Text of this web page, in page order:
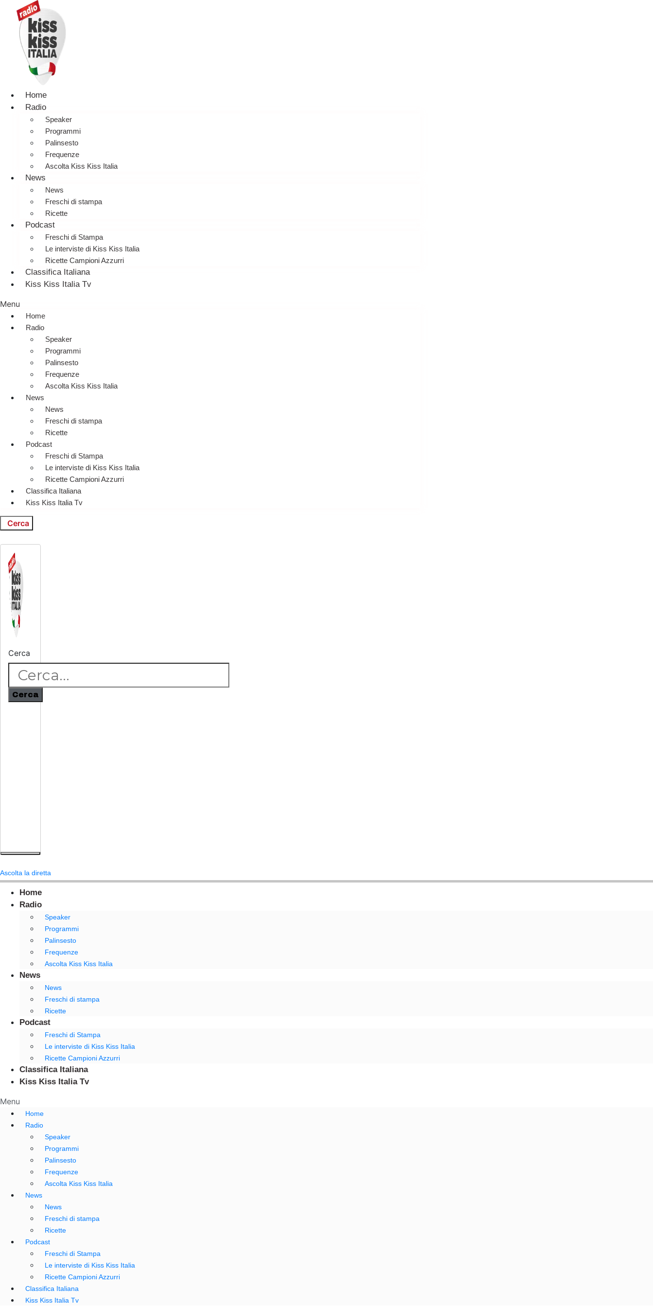
Home
Radio
Speaker
Programmi
Palinsesto
Frequenze
Ascolta Kiss Kiss Italia
News
News
Freschi di stampa
Ricette
Podcast
Freschi di Stampa
Le interviste di Kiss Kiss Italia
Ricette Campioni Azzurri
Classifica Italiana
Kiss Kiss Italia Tv
Menu
Home
Radio
Speaker
Programmi
Palinsesto
Frequenze
Ascolta Kiss Kiss Italia
News
News
Freschi di stampa
Ricette
Podcast
Freschi di Stampa
Le interviste di Kiss Kiss Italia
Ricette Campioni Azzurri
Classifica Italiana
Kiss Kiss Italia Tv
Cerca
Cerca
Cerca
Ascolta la diretta
Home
Radio
Speaker
Programmi
Palinsesto
Frequenze
Ascolta Kiss Kiss Italia
News
News
Freschi di stampa
Ricette
Podcast
Freschi di Stampa
Le interviste di Kiss Kiss Italia
Ricette Campioni Azzurri
Classifica Italiana
Kiss Kiss Italia Tv
Menu
Home
Radio
Speaker
Programmi
Palinsesto
Frequenze
Ascolta Kiss Kiss Italia
News
News
Freschi di stampa
Ricette
Podcast
Freschi di Stampa
Le interviste di Kiss Kiss Italia
Ricette Campioni Azzurri
Classifica Italiana
Kiss Kiss Italia Tv